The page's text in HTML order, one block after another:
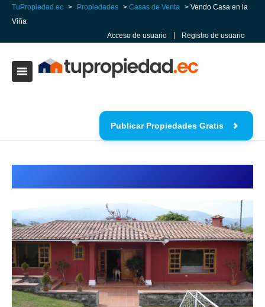
TuPropiedad.ec > Propiedades > Casas de Venta > Vendo Casa en la
Viña
Acceso de usuario
Registro de usuario
Publicar Propiedades Gratis